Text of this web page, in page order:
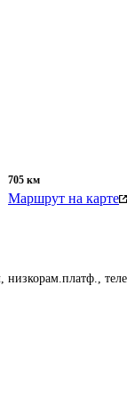
705 км
Маршрут на карте